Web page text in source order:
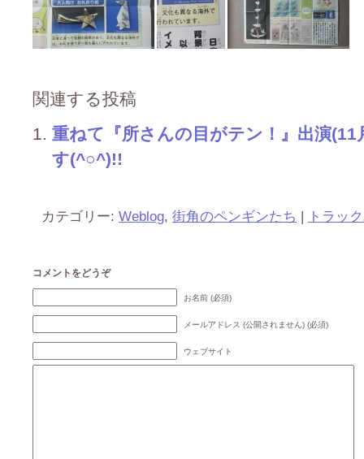
関連する投稿
重ねて『所さんの目がテン！』出演
す(^○^)!!
カテゴリー: Weblog, 街角のペンギンたち | トラッ
コメントをどうぞ
お名前 (必須)
メールアドレス (公開されません) (必須)
ウェブサイト